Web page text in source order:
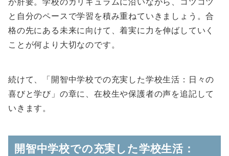
と自分のペースで学習を積み重ねていきましょう。合
格の先にある未来に向けて、着実に力を伸ばしていく
ことが何より大切なのです。
続けて、「開智中学校での充実した学校生活：日々の
喜びと学び」の章に、在校生や保護者の声を追記して
いきます。
開智中学校での充実した学校生活：